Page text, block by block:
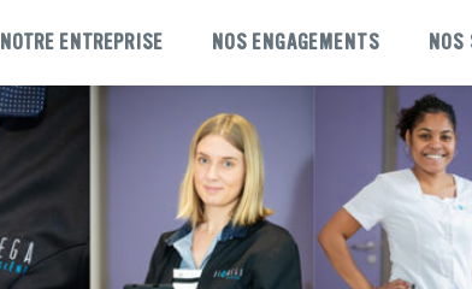
NOTRE ENTREPRISE NOS ENGAGEMENTS NOS